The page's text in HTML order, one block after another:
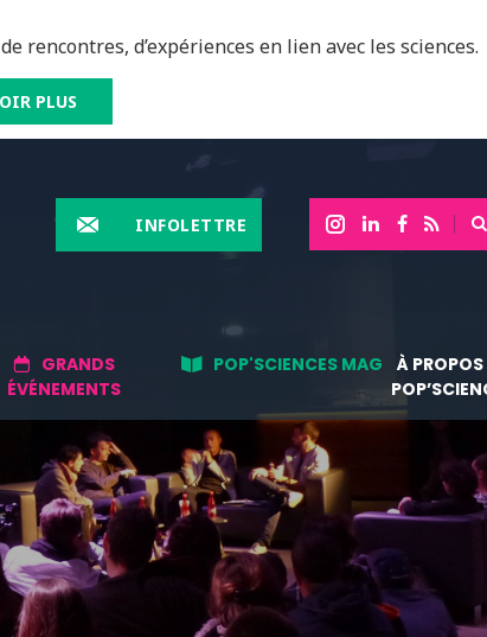
rencontres, d’expériences en lien avec les sciences.
PLUS
INFOLETTRE
GRANDS
ÉVÉNEMENTS
POP'SCIENCES MAG
À PROPOS